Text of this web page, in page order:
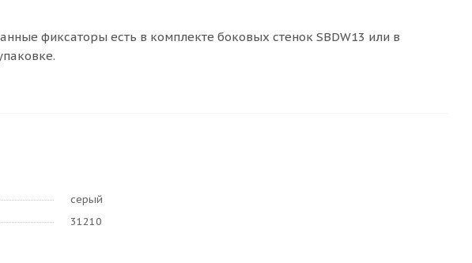
фиксаторы есть в комплекте боковых стенок SBDW13 или в
серый
31210